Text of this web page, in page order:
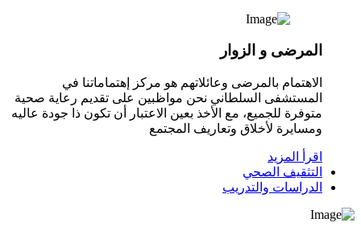
المرضى و الزوار
الاهتمام بالمرضى وعائلاتهم هو مركز إهتماماتنا في
المستشفى السلطاني نحن مواظبين على تقديم رعاية صحية
متوفرة للجميع، مع الأخذ بعين الاعتبار أن تكون ذا جودة عاليه
ومسايرة لأخلاق وتعاريف المجتمع
اقرأ المزيد
التثقيف الصحي
الدراسات والتدريب